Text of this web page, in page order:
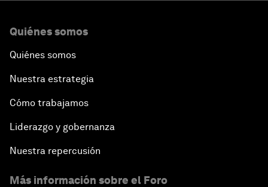
Quiénes somos
Quiénes somos
Nuestra estrategia
Cómo trabajamos
Liderazgo y gobernanza
Nuestra repercusión
Más información sobre el Foro